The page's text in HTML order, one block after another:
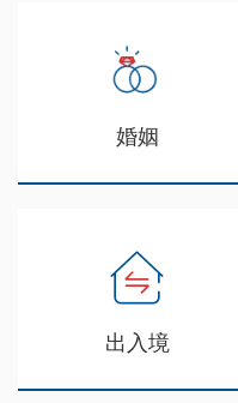
婚姻
出入境